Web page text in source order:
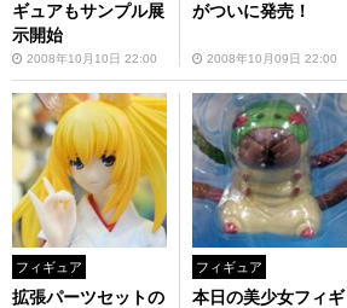
ギュアもサンプル展
示開始
2008年10月10日 22:00
がついに発売！
2008年10月09日 22:00
フィギュア
拡張パーツセットの
フィギュア
本日の美少女フィギ